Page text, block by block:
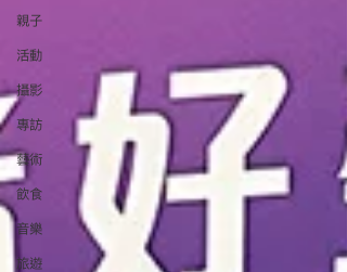
親子
活動
攝影
專訪
藝術
飲食
音樂
旅遊